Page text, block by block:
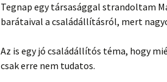
Tegnap egy társasággal strandoltam
barátaival a családállításról, mert
Az is egy jó családállítós téma, hogy
csak erre nem tudatos.